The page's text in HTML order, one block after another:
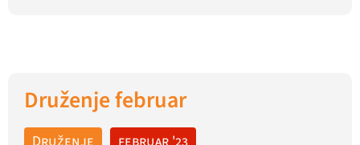
Druženje februar